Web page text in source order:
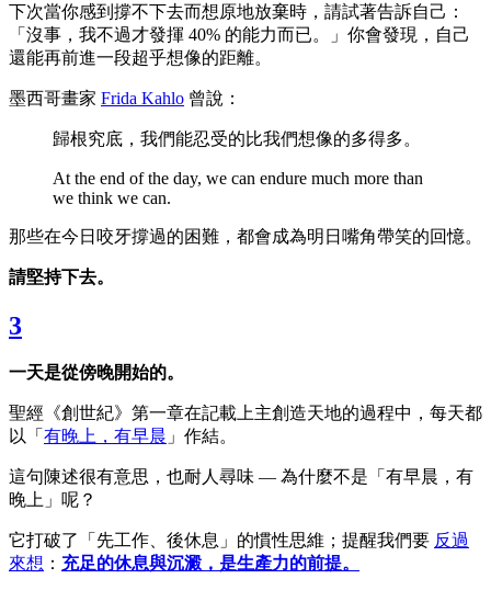
下次當你感到撐不下去而想原地放棄時，請試著告訴自己：
「沒事，我不過才發揮 40% 的能力而已。」你會發現，自己
還能再前進一段超乎想像的距離。
墨西哥畫家 Frida Kahlo 曾說：
歸根究底，我們能忍受的比我們想像的多得多。
At the end of the day, we can endure much more than
we think we can.
那些在今日咬牙撐過的困難，都會成為明日嘴角帶笑的回憶。
請堅持下去。
3
一天是從傍晚開始的。
聖經《創世紀》第一章在記載上主創造天地的過程中，每天都
以「 有晚上，有早晨 」作結。
這句陳述很有意思，也耐人尋味 — 為什麼不是「有早晨，有
晚上」呢？
它打破了「先工作、後休息」的慣性思維；提醒我們要 反過
來想 ： 充足的休息與沉澱，是生產力的前提。